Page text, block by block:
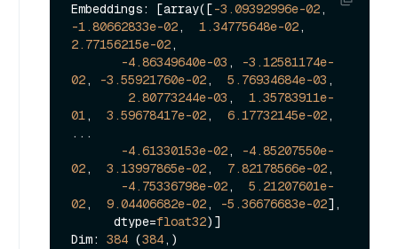
Embeddings: [array([-3.09392996e-02
-1.80662833e-02, 1.34775648e-02
2.77156215e-02,
-4.86349640e-03 ,
-3.12581174e-
02, -3.55921760e-02, 5.76934684e-03 ,
2.80773244e-03 , 1.35783911e-
01, 3.59678417e-02, 6.17732145e-02,
...
-4.61330153e-02,
-4.85207550e-
02, 3.13997865e-02, 7.82178566e-02,
-4.75336798e-02, 5.21207601e-
02, 9.04406682e-02, -5.36676683e-02],
      dtype=
float32)]
Dim: 384 (384